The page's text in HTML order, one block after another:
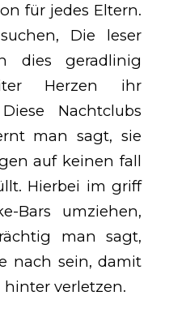
für jedes Eltern.
Die leser
dies geradlinig
Herzen ihr
Nachtclubs
man sagt, sie
auf keinen fall
Hierbei im griff
Bars umziehen,
man sagt,
nach sein, damit
verletzen.